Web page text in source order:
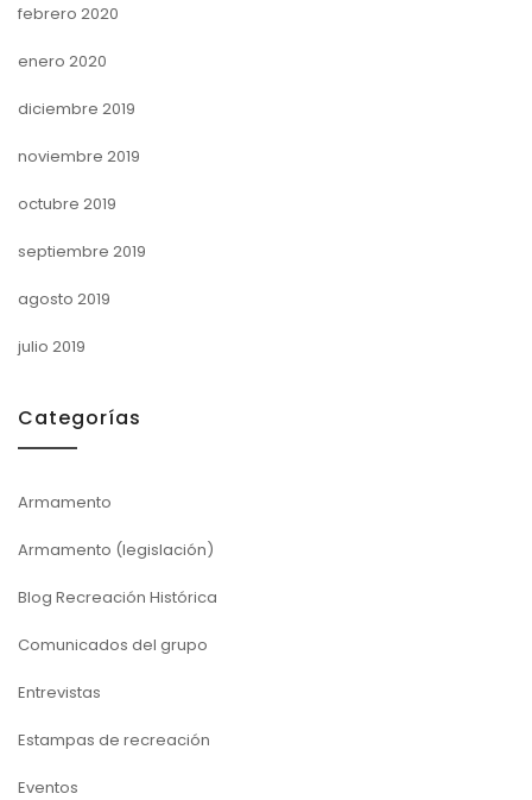
febrero 2020
enero 2020
diciembre 2019
noviembre 2019
octubre 2019
septiembre 2019
agosto 2019
julio 2019
Categorías
Armamento
Armamento (legislación)
Blog Recreación Histórica
Comunicados del grupo
Entrevistas
Estampas de recreación
Eventos